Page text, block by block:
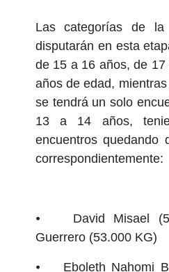
Las categorías de
disputarán en esta
de 15 a 16 años, de
años de edad,
se tendrá un solo
13 a 14 años,
encuentros quedando
correspondientemente:
⦁ David Misael
Guerrero (53.000 KG)
⦁ Eboleth Nahomi